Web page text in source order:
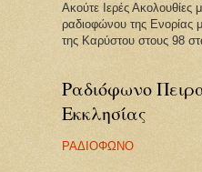
Ακούτε Ιερές Ακολουθίες
ραδιοφώνου της Ενορίας
της Καρύστου στους 98
Ραδιόφωνο
Εκκλησίας
ΡΑΔΙΟΦΩΝΟ